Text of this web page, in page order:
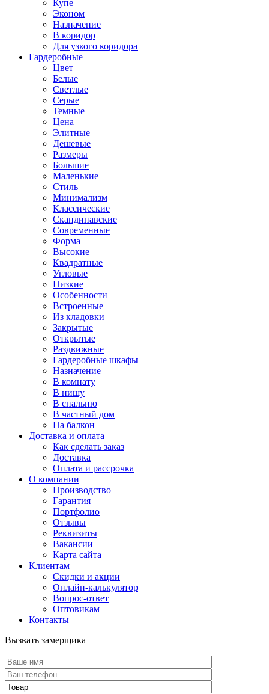
Купе
Эконом
Назначение
В коридор
Для узкого коридора
Гардеробные
Цвет
Белые
Светлые
Серые
Темные
Цена
Элитные
Дешевые
Размеры
Большие
Маленькие
Стиль
Минимализм
Классические
Скандинавские
Современные
Форма
Высокие
Квадратные
Угловые
Низкие
Особенности
Встроенные
Из кладовки
Закрытые
Открытые
Раздвижные
Гардеробные шкафы
Назначение
В комнату
В нишу
В спальню
В частный дом
На балкон
Доставка и оплата
Как сделать заказ
Доставка
Оплата и рассрочка
О компании
Производство
Гарантия
Портфолио
Отзывы
Реквизиты
Вакансии
Карта сайта
Клиентам
Скидки и акции
Онлайн-калькулятор
Вопрос-ответ
Оптовикам
Контакты
Вызвать замерщика